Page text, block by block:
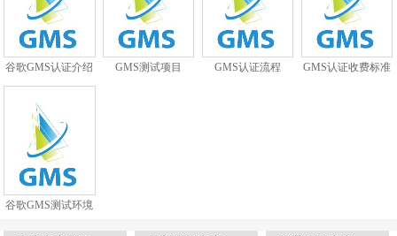
谷歌GMS认证介绍 GMS测试项目 GMS认证流程 GMS认证收费标准
谷歌GMS测试环境